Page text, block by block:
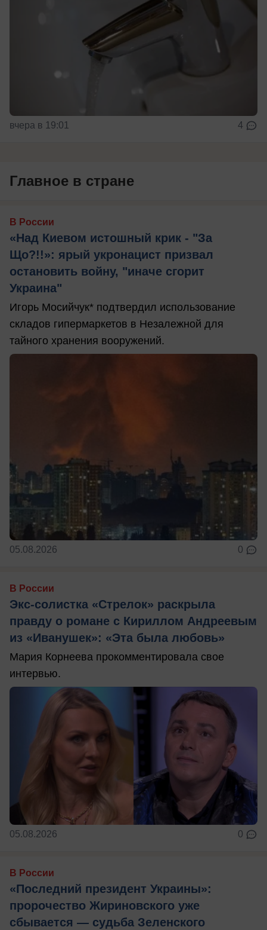
вчера в 19:01 4
Главное в стране
В России
«Над Киевом истошный крик - "За
Що?!!»: ярый укронацист призвал
остановить войну, "иначе сгорит
Украина"
Игорь Мосийчук* подтвердил использование
складов гипермаркетов в Незалежной для
тайного хранения вооружений.
05.08.2026 0
В России
Экс-солистка «Стрелок» раскрыла
правду о романе с Кириллом Андреевым
из «Иванушек»: «Эта была любовь»
Мария Корнеева прокомментировала свое
интервью.
05.08.2026 0
В России
«Последний президент Украины»:
пророчество Жириновского уже
сбывается — судьба Зеленского